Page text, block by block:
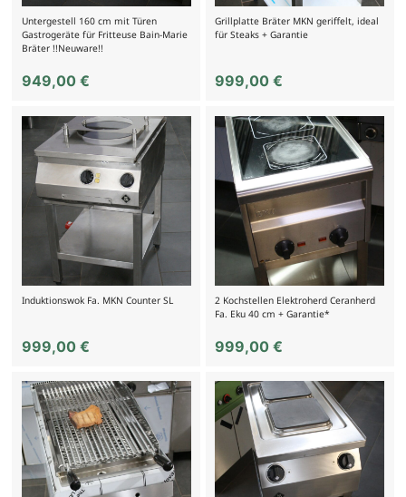
Untergestell 160 cm mit Türen
Gastrogeräte für Fritteuse Bain-Marie
Bräter !!Neuware!!
949,00 €
Grillplatte Bräter MKN geriffelt, ideal
für Steaks + Garantie
999,00€
Induktionswok Fa. MKN Counter SL
999,00 €
2 Kochstellen Elektroherd Ceranherd
Fa. Eku 40 cm + Garantie*
999,00€